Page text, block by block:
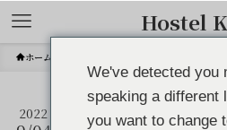
Hostel
ホーム
OTA画像
2022
We've detected you
speaking a different
you want to change